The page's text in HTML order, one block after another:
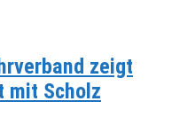
zeigt
mit Scholz